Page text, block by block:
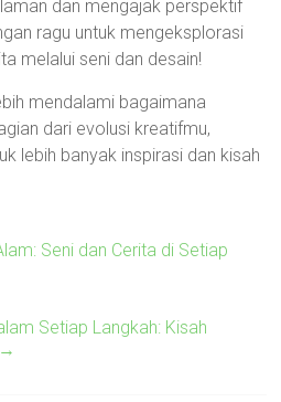
dan mengajak perspektif
ragu untuk mengeksplorasi
melalui seni dan desain!
mendalami bagaimana
dari evolusi kreatifmu,
lebih banyak inspirasi dan kisah
Seni dan Cerita di Setiap
Setiap Langkah: Kisah
→